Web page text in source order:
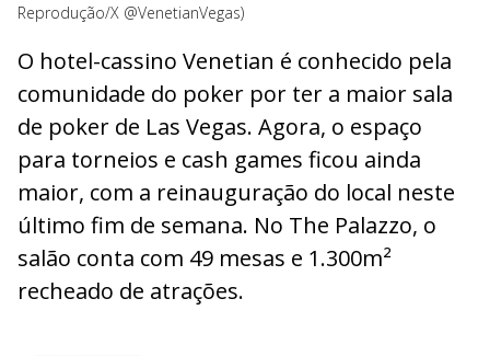
Reprodução/X @VenetianVegas)
O hotel-cassino Venetian é conhecido pela
comunidade do poker por ter a maior sala
de poker de Las Vegas. Agora, o espaço
para torneios e cash games ficou ainda
maior, com a reinauguração do local neste
último fim de semana. No The Palazzo, o
salão conta com 49 mesas e 1.300m²
recheado de atrações.